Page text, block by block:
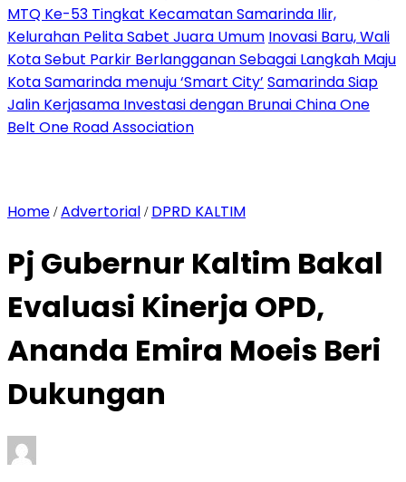
MTQ Ke-53 Tingkat Kecamatan Samarinda Ilir,
Kelurahan Pelita Sabet Juara Umum Inovasi Baru, Wali
Kota Sebut Parkir Berlangganan Sebagai Langkah Maju
Kota Samarinda menuju ‘Smart City’ Samarinda Siap
Jalin Kerjasama Investasi dengan Brunai China One
Belt One Road Association
Home /Advertorial / DPRD KALTIM
Pj Gubernur Kaltim Bakal
Evaluasi Kinerja OPD,
Ananda Emira Moeis Beri
Dukungan